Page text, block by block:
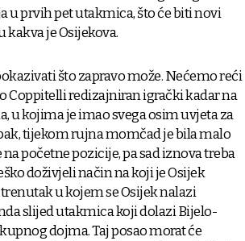
u prvih pet utakmica, što će biti novi
je Osijekova.
što zapravo može. Nećemo reći
Coppitelli redizajniran igrački kadar na
u kojima je imao svega osim uvjeta za
tijekom rujna momčad je bila malo
početne pozicije, pa sad iznova treba
doživjeli način na koji je Osijek
u kojem se Osijek nalazi
slijed utakmica koji dolazi Bijelo-
dojma. Taj posao morat će